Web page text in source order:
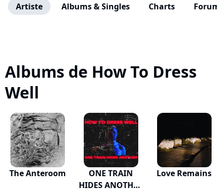
Artiste Albums & Singles Charts
Albums de How To Dress
Well
The Anteroom
ONE TRAIN
HIDES ANOTHER
Love Remains